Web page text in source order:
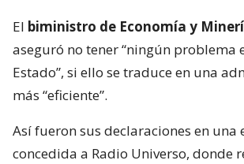
El biministro de Economía y
aseguró no tener “ningún problema
Estado”, si ello se traduce en una
más “eficiente”.
Así fueron sus declaraciones en una
concedida a Radio Universo, donde